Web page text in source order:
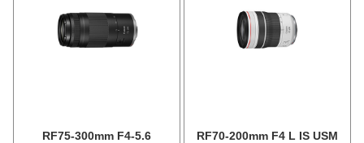
RF75-300mm F4-5.6 RF70-200mm F4 L IS USM